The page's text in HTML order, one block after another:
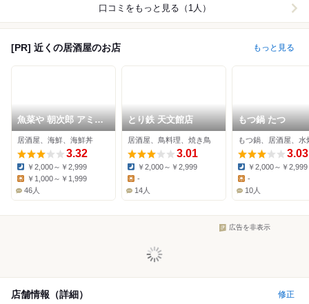
口コミをもっと見る（1人）
[PR] 近くの居酒屋のお店 もっと見る
魚菜や 朝次郎 アミュ
プラザ鹿児島店
居酒屋、海鮮、海鮮丼
3.32
Dinner:
￥2,000～￥2,999
Lunch:
￥1,000～￥1,999
46人
とり鉄 天文館店
居酒屋、鳥料理、焼き鳥
3.01
Dinner:
￥2,000～￥2,999
Lunch:
-
14人
もつ鍋 たつ
もつ鍋、居酒屋、水
3.03
Dinner:
￥2,000～￥2,999
Lunch:
-
10人
広告を非表示
店舗情報（詳細） 修正